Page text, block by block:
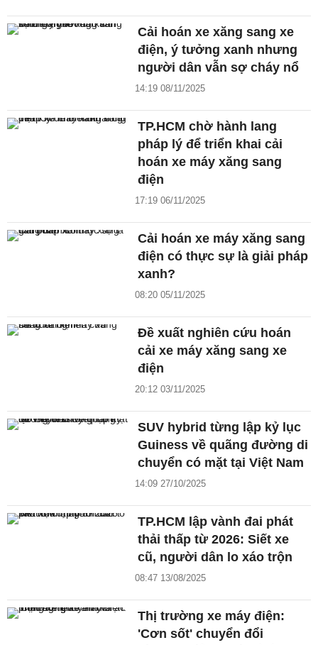
Cải hoán xe xăng sang xe
điện, ý tưởng xanh nhưng
người dân vẫn sợ cháy nổ
14:19 08/11/2025
TP.HCM chờ hành lang
pháp lý để triển khai cải
hoán xe máy xăng sang
điện
17:19 06/11/2025
Cải hoán xe máy xăng sang
điện có thực sự là giải pháp
xanh?
08:20 05/11/2025
Đề xuất nghiên cứu hoán
cải xe máy xăng sang xe
điện
20:12 03/11/2025
SUV hybrid từng lập kỷ lục
Guiness về quãng đường di
chuyển có mặt tại Việt Nam
14:09 27/10/2025
TP.HCM lập vành đai phát
thải thấp từ 2026: Siết xe
cũ, người dân lo xáo trộn
08:47 13/08/2025
Thị trường xe máy điện:
'Cơn sốt' chuyển đổi